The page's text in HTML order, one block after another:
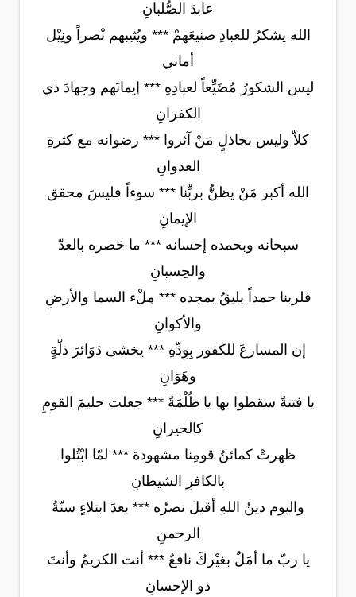
عابدَ الصُّلبانِ
الله يشكرُ للعبادِ صنيعَهمْ *** ويُثيبهم نْصراً ونِيْل
أماني
ليس الشكورُ مُضَيِّعاً لعبادِهِ *** إيمانَهم وجهادَ ذي
الكفرانِ
كلاّ وليس بخاذلٍ مَنْ آثروا *** رضوانه مع كثرةِ
العدوانِ
الله أكبر مَنْ يظنُّ بربِّنا *** سوءاً فليسَ محقق
الإيمانِ
سبحانه وبحمده إحسانه *** ما حَصره بالعدّ
والحِسبانِ
فلربنا حمداً يليقُ بمجده *** مِلْء السما والأرضِ
والأكوانِ
إن المسارعَ للكفور بِوِدِّهِ *** يخشى دَوَائرَ ذلّةٍ
وهَوَانِ
يا فتنةً سقطوا بها يا ظُلْمَةً *** جعلت حليمَ القومِ
كالحيرانِ
ظهرتْ كمائنُ قومِنا مشهودة *** لمّا ابْتُلوا
بالكافرِ الشيطانِ
واليوم دينُ اللهِ أقبلَ نصرُه *** بعدَ ابتلاءٍ سنّةُ
الرحمنِ
يا ربّ ما أمَلٌ بغيْركَ نافعٌ *** أنت الكريمُ وأنتَ
ذو الإحسانِ